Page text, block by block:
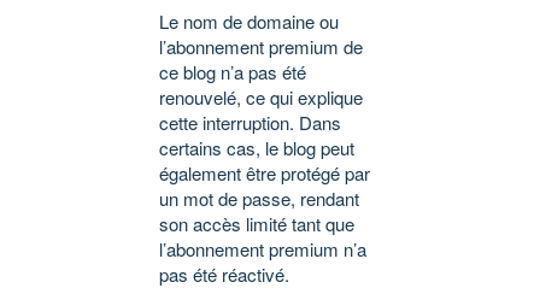
Le nom de domaine ou
l’abonnement premium de
ce blog n’a pas été
renouvelé, ce qui explique
cette interruption. Dans
certains cas, le blog peut
également être protégé par
un mot de passe, rendant
son accès limité tant que
l’abonnement premium n’a
pas été réactivé.